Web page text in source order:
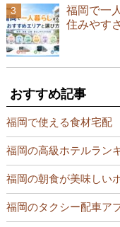
福岡で一
住みやす
おすすめ記事
福岡で使える食材宅配
福岡の高級ホテルラン
福岡の朝食が美味しい
福岡のタクシー配車ア